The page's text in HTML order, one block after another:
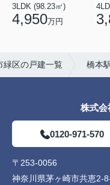
3LDK (98.23㎡)
4,950万円
緑区の戸建一覧 橋本
株式会
0120-971-570
〒253-0056
神奈川県茅ヶ崎市共恵2-